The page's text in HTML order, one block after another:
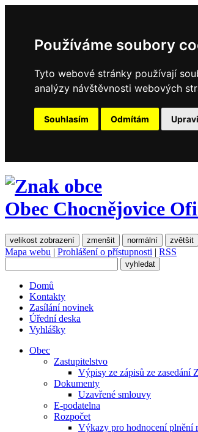
Používáme soubory
Tyto webové stránky používají
analýzy návštěvnosti webových
Souhlasím Odmítám
Obec Chocnějovice
velikost zobrazení zmenšit normální zvětšit
Mapa webu | Prohlášení o přístupnosti | RSS
Domů
Kontakty
Zasílání novinek
Úřední deska
Vyhlášky
Obec
Zastupitelstvo
Výpisy ze zápisů ze zasedání
Dokumenty
Uzavřené smlouvy
E-podatelna
Rozpočet
Výkazy pro hodnocení plnění